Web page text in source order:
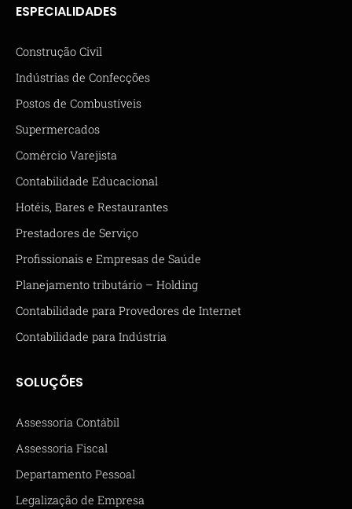
ESPECIALIDADES
Construção Civil
Indústrias de Confecções
Postos de Combustíveis
Supermercados
Comércio Varejista
Contabilidade Educacional
Hotéis, Bares e Restaurantes
Prestadores de Serviço
Profissionais e Empresas de Saúde
Planejamento tributário – Holding
Contabilidade para Provedores de Internet
Contabilidade para Indústria
SOLUÇÕES
Assessoria Contábil
Assessoria Fiscal
Departamento Pessoal
Legalização de Empresa